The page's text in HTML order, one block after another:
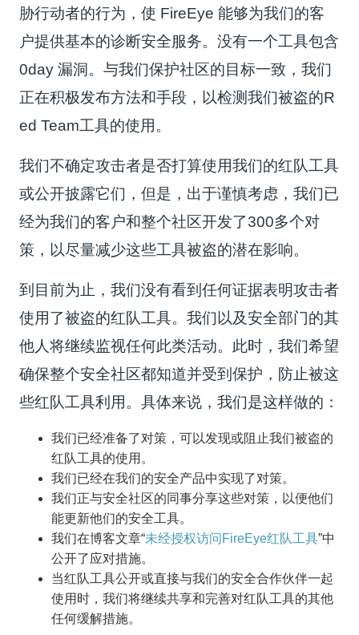
胁行动者的行为，使 FireEye 能够为我们的客
户提供基本的诊断安全服务。没有一个工具包含
0day 漏洞。与我们保护社区的目标一致，我们
正在积极发布方法和手段，以检测我们被盗的R
ed Team工具的使用。
我们不确定攻击者是否打算使用我们的红队工具
或公开披露它们，但是，出于谨慎考虑，我们已
经为我们的客户和整个社区开发了300多个对
策，以尽量减少这些工具被盗的潜在影响。
到目前为止，我们没有看到任何证据表明攻击者
使用了被盗的红队工具。我们以及安全部门的其
他人将继续监视任何此类活动。此时，我们希望
确保整个安全社区都知道并受到保护，防止被这
些红队工具利用。具体来说，我们是这样做的：
我们已经准备了对策，可以发现或阻止我们被盗的
红队工具的使用。
我们已经在我们的安全产品中实现了对策。
我们正与安全社区的同事分享这些对策，以便他们
能更新他们的安全工具。
我们在博客文章“未经授权访问FireEye红队工具”中
公开了应对措施。
当红队工具公开或直接与我们的安全合作伙伴一起
使用时，我们将继续共享和完善对红队工具的其他
任何缓解措施。